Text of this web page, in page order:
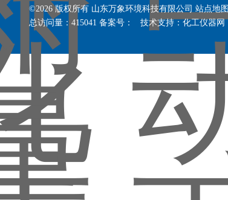
©2026 版权所有 山东万象环境科技有限公司 站点地图
总访问量： 415041 备案号： 技术支持： 化工仪器网